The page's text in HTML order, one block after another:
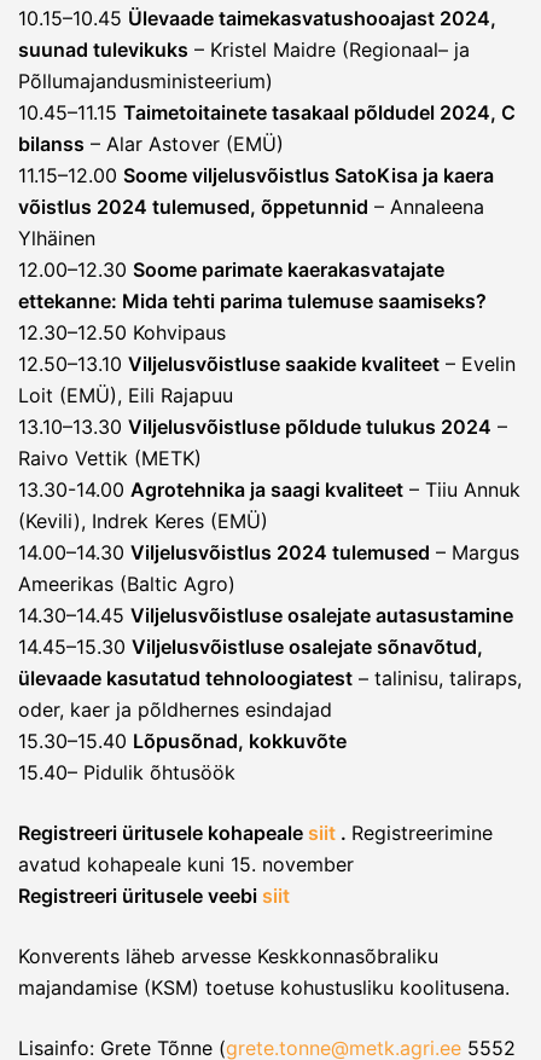
10.15–10.45 Ülevaade taimekasvatushooajast 2024,
suunad tulevikuks – Kristel Maidre (Regionaal– ja
Põllumajandusministeerium)
10.45–11.15 Taimetoitainete tasakaal põldudel 2024, C
bilanss – Alar Astover (EMÜ)
11.15–12.00 Soome viljelusvõistlus SatoKisa ja kaera
võistlus 2024 tulemused, õppetunnid – Annaleena
Ylhäinen
12.00–12.30 Soome parimate kaerakasvatajate
ettekanne: Mida tehti parima tulemuse saamiseks?
12.30–12.50 Kohvipaus
12.50–13.10 Viljelusvõistluse saakide kvaliteet – Evelin
Loit (EMÜ), Eili Rajapuu
13.10–13.30 Viljelusvõistluse põldude tulukus 2024 –
Raivo Vettik (METK)
13.30-14.00 Agrotehnika ja saagi kvaliteet – Tiiu Annuk
(Kevili), Indrek Keres (EMÜ)
14.00–14.30 Viljelusvõistlus 2024 tulemused – Margus
Ameerikas (Baltic Agro)
14.30–14.45 Viljelusvõistluse osalejate autasustamine
14.45–15.30 Viljelusvõistluse osalejate sõnavõtud,
ülevaade kasutatud tehnoloogiatest – talinisu, taliraps,
oder, kaer ja põldhernes esindajad
15.30–15.40 Lõpusõnad, kokkuvõte
15.40– Pidulik õhtusöök
Registreeri üritusele kohapeale siit . Registreerimine
avatud kohapeale kuni 15. november
Registreeri üritusele veebi siit
Konverents läheb arvesse Keskkonnasõbraliku
majandamise (KSM) toetuse kohustusliku koolitusena.
Lisainfo: Grete Tõnne (grete.tonne@metk.agri.ee 5552